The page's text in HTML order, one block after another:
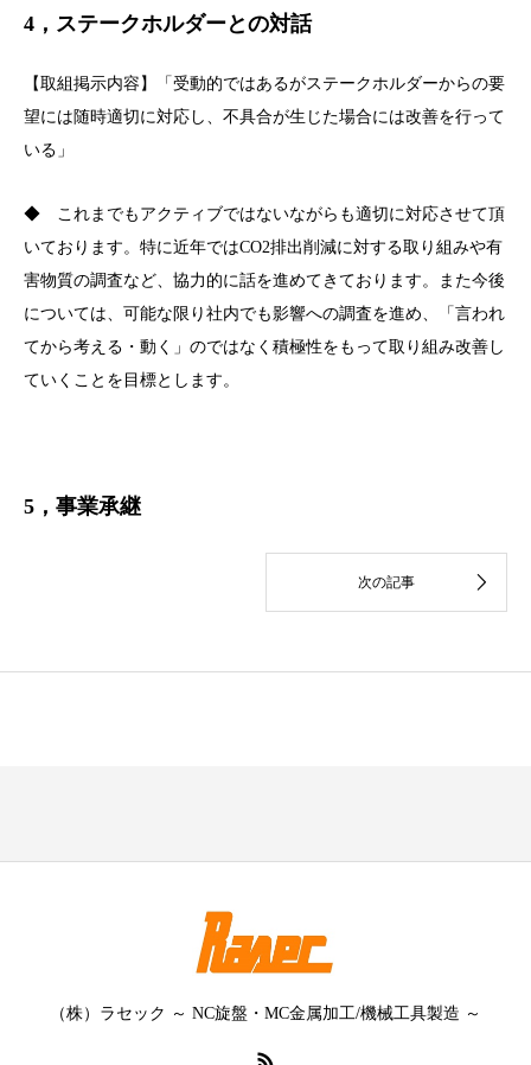
4，ステークホルダーとの対話
【取組掲示内容】「受動的ではあるがステークホルダーからの要
望には随時適切に対応し、不具合が生じた場合には改善を行って
いる」
◆ これまでもアクティブではないながらも適切に対応させて頂
いております。特に近年ではCO2排出削減に対する取り組みや有
害物質の調査など、協力的に話を進めてきております。また今後
については、可能な限り社内でも影響への調査を進め、「言われ
てから考える・動く」のではなく積極性をもって取り組み改善し
ていくことを目標とします。
5，事業承継
（株）ラセック ～ NC旋盤・MC金属加工/機械工具製造 ～